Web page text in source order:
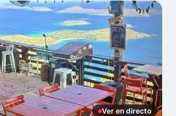
Ver en directo